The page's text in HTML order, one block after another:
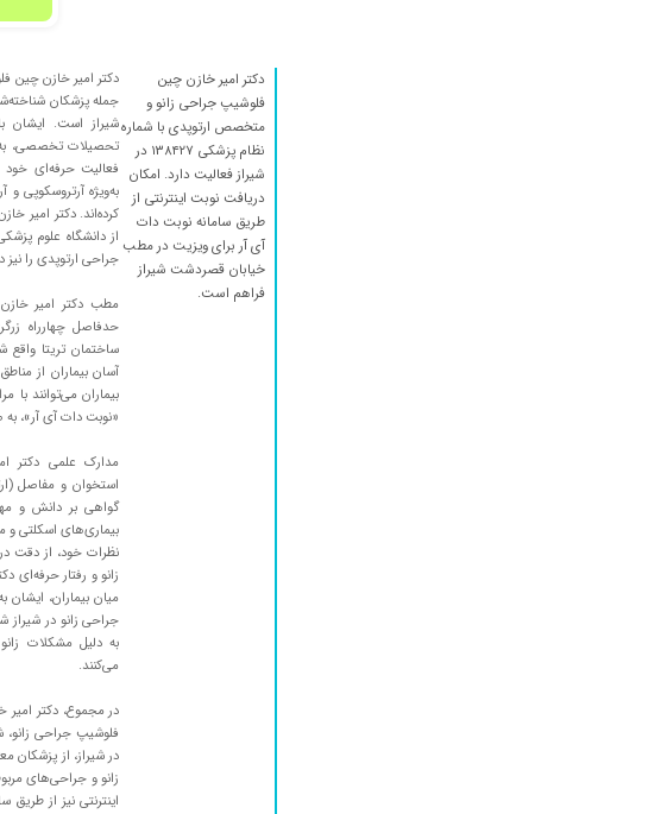
دکتر امیر خازن چین
فلوشیپ جراحی زانو و
متخصص ارتوپدی با شماره
نظام پزشکی ۱۳۸۴۲۷ در
شیراز فعالیت دارد. امکان
دریافت نوبت اینترنتی از
طریق سامانه نوبت دات
آی آر برای ویزیت در مطب
خیابان قصردشت شیراز
فراهم است.
دکتر امیر خازن چین
جمله پزشکان
تحصیلات تخصصی،
فعالیت حرفه‌ای
به‌ویژه آرتروسکوپی
کرده‌اند. دکتر امیر
از دانشگاه علوم
جراحی ارتوپدی را نیز
مطب دکتر امیر
ساختمان تریتا
آسان بیماران از
بیماران می‌توانند با
«نوبت دات آی آر»، به
مدارک علمی
استخوان و مفاصل
گواهی بر دانش و
بیماری‌های اسکلتی و
نظرات خود، از دقت
زانو و رفتار حرفه‌ای
میان بیماران،
جراحی زانو در شیراز
به دلیل مشکلات
می‌کنند.
در مجموع، دکتر
در شیراز، از پزشکان
زانو و جراحی‌های
اینترنتی نیز از طریق